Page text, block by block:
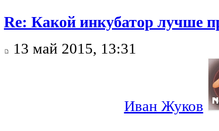
Re: Какой инкубатор лучше
13 май 2015, 13:31
Иван Жуков